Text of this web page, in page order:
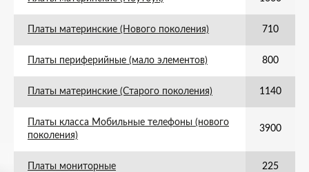
Платы материнские (Нового поколения) 710
Платы периферийные (мало элементов) 800
Платы материнские (Старого поколения) 1140
Платы класса Мобильные телефоны (нового
поколения)
3900
Платы мониторные 225